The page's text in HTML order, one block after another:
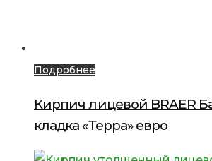
Подробнее
Кирпич лицевой BRAER
кладка «Терра» евро